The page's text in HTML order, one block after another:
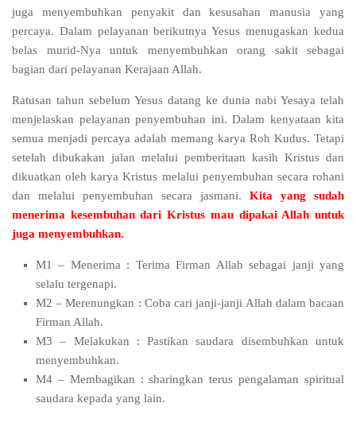
juga menyembuhkan penyakit dan kesusahan manusia yang
percaya. Dalam pelayanan berikutnya Yesus menugaskan kedua
belas murid-Nya untuk menyembuhkan orang sakit sebagai
bagian dari pelayanan Kerajaan Allah.
Ratusan tahun sebelum Yesus datang ke dunia nabi Yesaya telah
menjelaskan pelayanan penyembuhan ini. Dalam kenyataan kita
semua menjadi percaya adalah memang karya Roh Kudus. Tetapi
setelah dibukakan jalan melalui pemberitaan kasih Kristus dan
dikuatkan oleh karya Kristus melalui penyembuhan secara rohani
dan melalui penyembuhan secara jasmani. Kita yang sudah
menerima kesembuhan dari Kristus mau dipakai Allah untuk
juga menyembuhkan.
M1 – Menerima : Terima Firman Allah sebagai janji yang
selalu tergenapi.
M2 – Merenungkan : Coba cari janji-janji Allah dalam bacaan
Firman Allah.
M3 – Melakukan : Pastikan saudara disembuhkan untuk
menyembuhkan.
M4 – Membagikan : sharingkan terus pengalaman spiritual
saudara kepada yang lain.